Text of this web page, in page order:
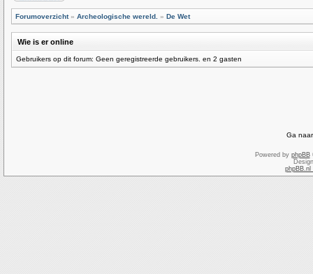
Forumoverzicht» Archeologische wereld. » De Wet
Wie is er online
Gebruikers op dit forum: Geen geregistreerde gebruikers. en 2 gasten
Ga
Powered by phpBB
phpBB.nl